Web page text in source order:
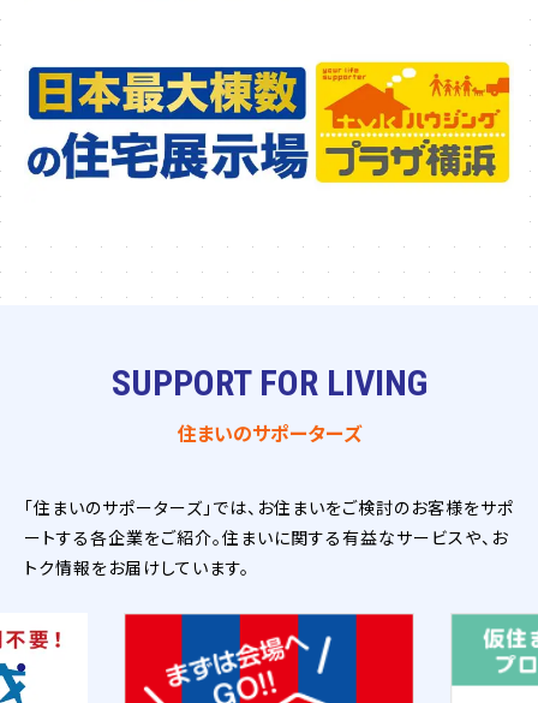
SUPPORT FOR LIVING
住まいのサポーターズ
「住まいのサポーターズ」では、お住まいをご検討のお客様をサポ
ートする各企業をご紹介。住まいに関する有益なサービスや、お
トク情報をお届けしています。